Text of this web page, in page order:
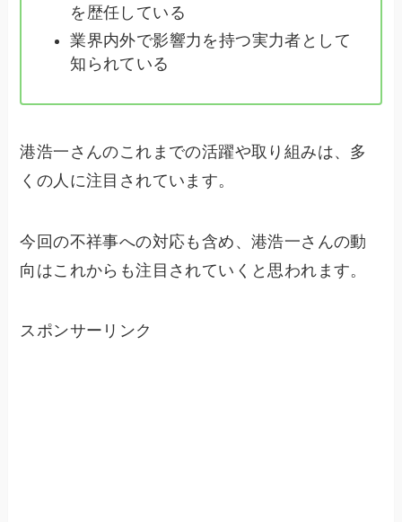
を歴任している
業界内外で影響力を持つ実力者として
知られている
港浩一さんのこれまでの活躍や取り組みは、多
くの人に注目されています。
今回の不祥事への対応も含め、港浩一さんの動
向はこれからも注目されていくと思われます。
スポンサーリンク